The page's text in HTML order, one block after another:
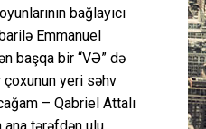
Layihə
Gündəm
Cəmiyyət
bağlayıcı
Emmanuel
başqa bir “VƏ” də
çoxunun yeri səhv
– Qabriel Attalı
ana tərəfdən ulu